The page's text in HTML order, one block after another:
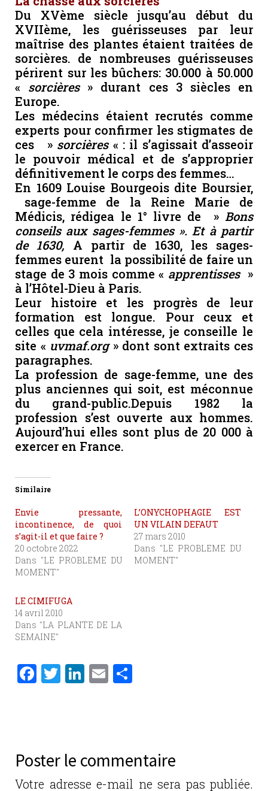
Du XVème siècle jusqu’au début du
XVIIème, les guérisseuses par leur
maîtrise des plantes étaient traitées de
sorcières. de nombreuses guérisseuses
périrent sur les bûchers: 30.000 à 50.000
« sorcières» durant ces 3 siècles en
Europe.
Les médecins étaient recrutés comme
experts pour confirmer les stigmates de
ces » sorcières« : il s’agissait d’asseoir
le pouvoir médical et de s’approprier
définitivement le corps des femmes…
En 1609 Louise Bourgeois dite Boursier,
sage-femme de la Reine Marie de
Médicis, rédigea le 1° livre de » Bons
conseils aux sages-femmes ». Et à partir
de 1630, A partir de 1630, les sages-
femmes eurent la possibilité de faire un
stage de 3 mois comme « apprentisses »
à l’Hôtel-Dieu à Paris.
Leur histoire et les progrès de leur
formation est longue. Pour ceux et
celles que cela intéresse, je conseille le
site « uvmaf.org» dont sont extraits ces
paragraphes.
La profession de sage-femme, une des
plus anciennes qui soit, est méconnue
du grand-public.Depuis 1982 la
profession s’est ouverte aux hommes.
Aujourd’hui elles sont plus de 20 000 à
exercer en France.
Similaire
Envie pressante,
incontinence, de quoi
s’agit-il et que faire ?
20 octobre 2022
Dans "LE PROBLEME DU
MOMENT"
L’ONYCHOPHAGIE EST
UN VILAIN DEFAUT
27 mars 2010
Dans "LE PROBLEME DU
MOMENT"
LE CIMIFUGA
14 avril 2010
Dans "LA PLANTE DE LA
SEMAINE"
F
b
o
T
r
Li
n
E
er
Poster le commentaire
Votre adresse e-mail ne sera pas publiée.